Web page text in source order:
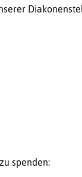
spenden: